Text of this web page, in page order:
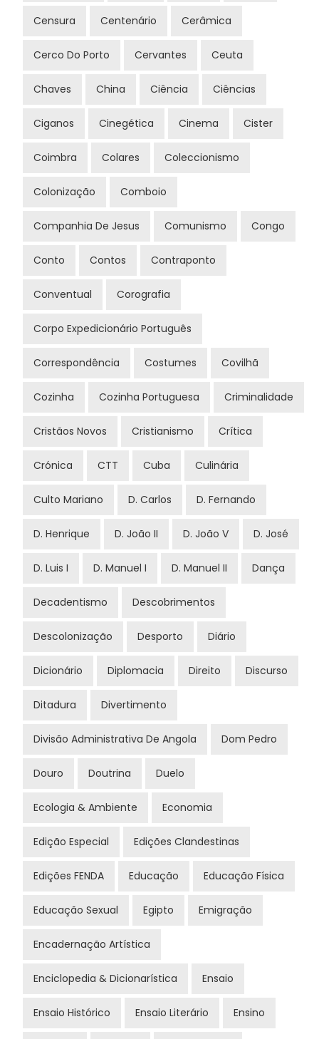
Censura Centenário Cerâmica
Cerco Do Porto Cervantes Ceuta
Chaves China Ciência Ciências
Ciganos Cinegética Cinema Cister
Coimbra Colares Coleccionismo
Colonização Comboio
Companhia De Jesus Comunismo Congo
Conto Contos Contraponto
Conventual Corografia
Corpo Expedicionário Português
Correspondência Costumes Covilhã
Cozinha Cozinha Portuguesa Criminalidade
Cristãos Novos Cristianismo Crítica
Crónica CTT Cuba Culinária
Culto Mariano D. Carlos D. Fernando
D. Henrique D. João II D. João V D. José
D. Luis I D. Manuel I D. Manuel II Dança
Decadentismo Descobrimentos
Descolonização Desporto Diário
Dicionário Diplomacia Direito Discurso
Ditadura Divertimento
Divisão Administrativa De Angola Dom Pedro
Douro Doutrina Duelo
Ecologia & Ambiente Economia
Edição Especial Edições Clandestinas
Edições FENDA Educação Educação Física
Educação Sexual Egipto Emigração
Encadernação Artística
Enciclopedia & Dicionarística Ensaio
Ensaio Histórico Ensaio Literário Ensino